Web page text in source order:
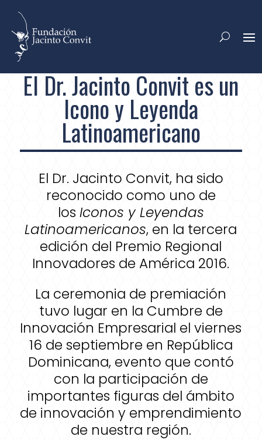
El Dr. Jacinto Convit es un
Icono y Leyenda
Latinoamericano
El Dr. Jacinto Convit, ha sido
reconocido como uno de
los Iconos y Leyendas
Latinoamericanos, en la tercera
edición del Premio Regional
Innovadores de América 2016.
La ceremonia de premiación
tuvo lugar en la Cumbre de
Innovación Empresarial el viernes
16 de septiembre en República
Dominicana, evento que contó
con la participación de
importantes figuras del ámbito
de innovación y emprendimiento
de nuestra región.